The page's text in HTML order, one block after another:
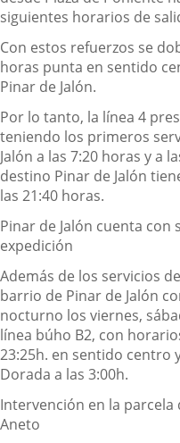
siguientes horarios de
Con estos refuerzos se
horas punta en sentido
Pinar de Jalón.
Por lo tanto, la línea 4
teniendo los primeros
Jalón a las 7:20 horas y a
destino Pinar de Jalón
las 21:40 horas.
Pinar de Jalón cuenta
expedición
Además de los servicios
barrio de Pinar de Jalón
nocturno los viernes,
línea búho B2, con
23:25h. en sentido centro
Dorada a las 3:00h.
Intervención en la parcela
Aneto